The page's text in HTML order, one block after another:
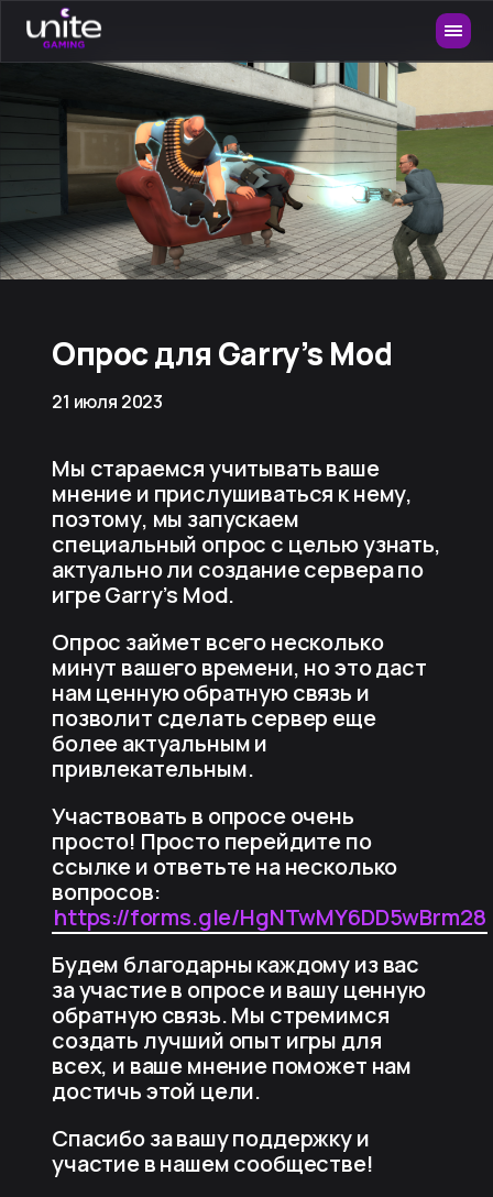
Опрос для Garry’s Mod
21 июля 2023
Мы стараемся учитывать ваше
мнение и прислушиваться к нему,
поэтому, мы запускаем
специальный опрос с целью узнать,
актуально ли создание сервера по
игре Garry’s Mod.
Опрос займет всего несколько
минут вашего времени, но это даст
нам ценную обратную связь и
позволит сделать сервер еще
более актуальным и
привлекательным.
Участвовать в опросе очень
просто! Просто перейдите по
ссылке и ответьте на несколько
вопросов:
https://forms.gle/HgNTwMY6DD5wBrm28
Будем благодарны каждому из вас
за участие в опросе и вашу ценную
обратную связь. Мы стремимся
создать лучший опыт игры для
всех, и ваше мнение поможет нам
достичь этой цели.
Спасибо за вашу поддержку и
участие в нашем сообществе!